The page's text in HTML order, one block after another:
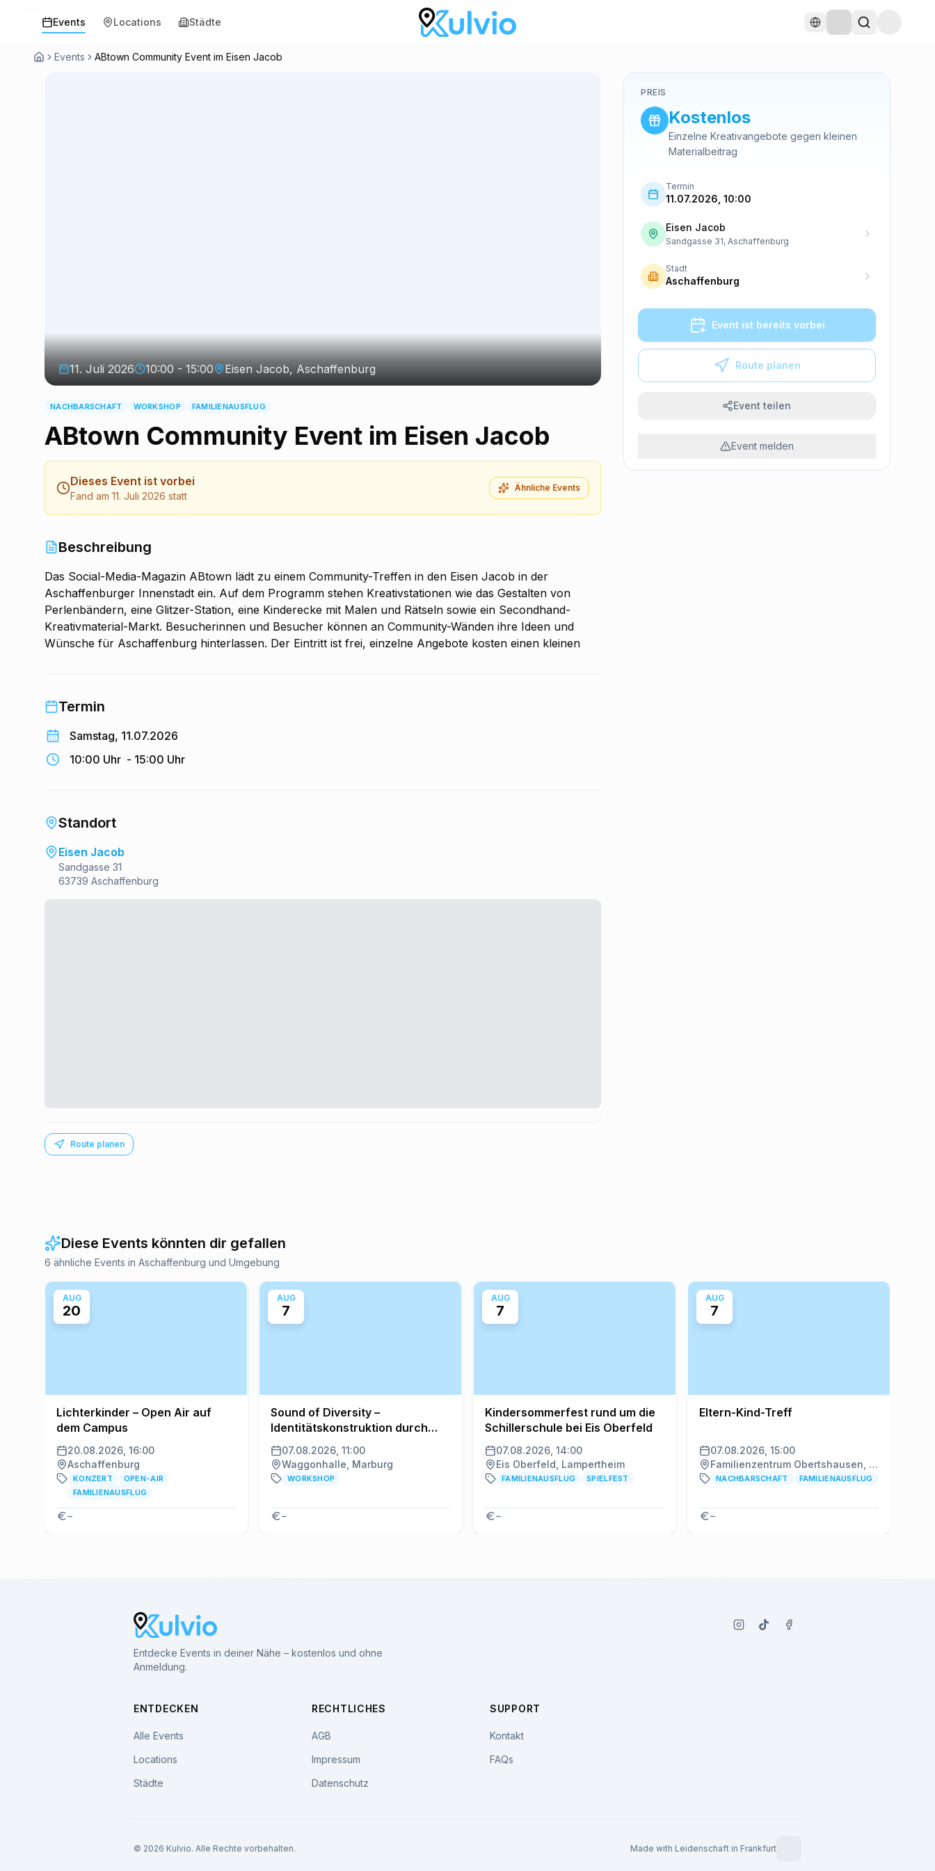
Events Locations Städte
Events ABtown Community Event im Eisen Jacob
11. Juli 2026 10:00 - 15:00 Eisen Jacob, Aschaffenburg
NACHBARSCHAFT WORKSHOP FAMILIENAUSFLUG
ABtown Community Event im Eisen Jacob
Dieses Event ist vorbei
Fand am 11. Juli 2026 statt
Ähnliche Events
Beschreibung
Das Social-Media-Magazin ABtown lädt zu einem Community-Treffen in den Eisen Jacob in der
Aschaffenburger Innenstadt ein. Auf dem Programm stehen Kreativstationen wie das Gestalten von
Perlenbändern, eine Glitzer-Station, eine Kinderecke mit Malen und Rätseln sowie ein Secondhand-
Kreativmaterial-Markt. Besucherinnen und Besucher können an Community-Wänden ihre Ideen und
Wünsche für Aschaffenburg hinterlassen. Der Eintritt ist frei, einzelne Angebote kosten einen kleinen
Termin
Samstag, 11.07.2026
10:00 Uhr - 15:00 Uhr
Standort
Eisen Jacob
Sandgasse 31
63739 Aschaffenburg
Route planen
PREIS
Kostenlos
Einzelne Kreativangebote gegen kleinen
Materialbeitrag
Termin
11.07.2026, 10:00
Eisen Jacob
Sandgasse 31, Aschaffenburg
Stadt
Aschaffenburg
Event ist bereits vorbei
Route planen
Event teilen
Event melden
Diese Events könnten dir gefallen
6 ähnliche Events in Aschaffenburg und Umgebung
AUG
20
Lichterkinder – Open Air auf
dem Campus
20.08.2026, 16:00
Aschaffenburg
KONZERT
OPEN-AIR
FAMILIENAUSFLUG
–
AUG
7
Sound of Diversity –
Identitätskonstruktion durch
Rap
07.08.2026, 11:00
Waggonhalle, Marburg
WORKSHOP
–
AUG
7
Kindersommerfest rund um die
Schillerschule bei Eis Oberfeld
07.08.2026, 14:00
Eis Oberfeld, Lampertheim
FAMILIENAUSFLUG SPIELFEST
–
AUG
7
Eltern-Kind-Treff
07.08.2026, 15:00
Familienzentrum Obertshausen, Obertshausen
NACHBARSCHAFT FAMILIENAUSFLUG
–
Entdecke Events in deiner Nähe – kostenlos und ohne
Anmeldung.
ENTDECKEN
Alle Events
Locations
Städte
RECHTLICHES
AGB
Impressum
Datenschutz
SUPPORT
Kontakt
FAQs
© 2026 Kulvio. Alle Rechte vorbehalten. Made with Leidenschaft in Frankfurt